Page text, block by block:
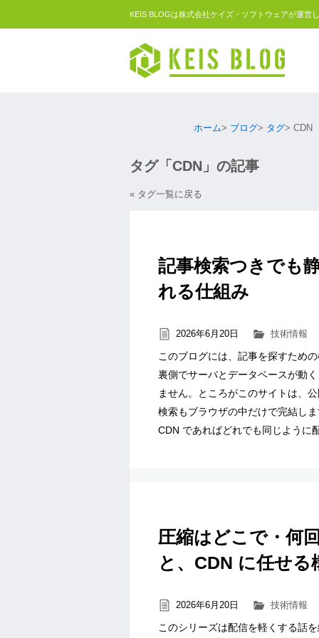
KEIS BLOGは株式会社ケイズ・ソフトウェアが運営
ホーム ブログ タグ CDN
タグ「CDN」の記事
« タグ一覧に戻る
記事検索つきでも
れる仕組み
2026年6月20日 技術情報
このブログには、記事を探すため
裏側でサーバとデータベースが動
ません。ところがこのサイトは、
検索もブラウザの中だけで完結し
CDN であればどれでも同じように
圧縮はどこで・何
と、CDN に任せる
2026年6月20日 技術情報
このシリーズは配信を軽くする話